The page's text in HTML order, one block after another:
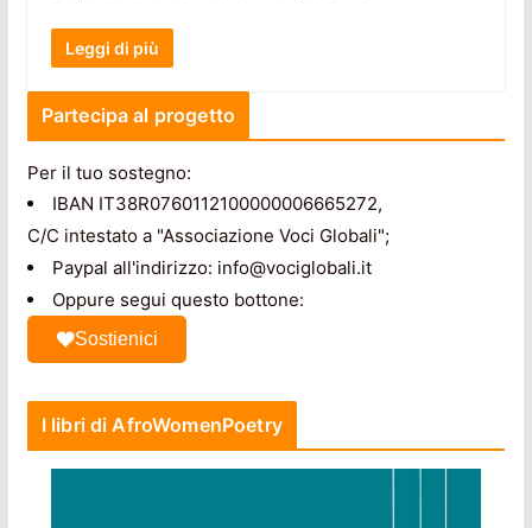
Leggi di più
Partecipa al progetto
Per il tuo sostegno:
IBAN IT38R0760112100000006665272,
C/C intestato a "Associazione Voci Globali";
Paypal all'indirizzo: info@vociglobali.it
Oppure segui questo bottone:
Sostienici
I libri di AfroWomenPoetry